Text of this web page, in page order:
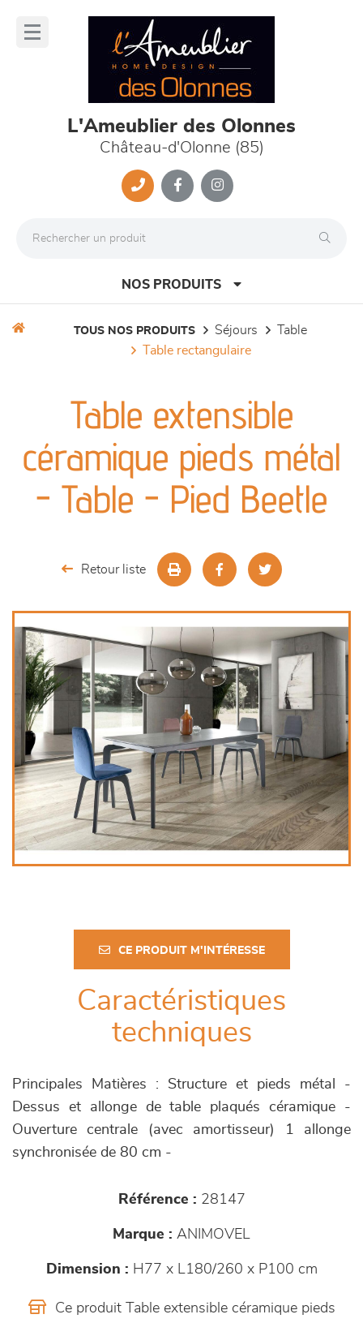
L'Ameublier des Olonnes
Château-d'Olonne (85)
NOS PRODUITS
meubles de complément
chambres et dressing
TOUS NOS PRODUITS séjours
table
table rectangulaire
Table extensible
céramique pieds métal
- Table - Pied Beetle
Retour liste
CE PRODUIT M'INTÉRESSE
Caractéristiques
techniques
Principales Matières : Structure et pieds métal -
Dessus et allonge de table plaqués céramique -
Ouverture centrale (avec amortisseur) 1 allonge
synchronisée de 80 cm -
Référence : 28147
Marque : ANIMOVEL
Dimension : H77 x L180/260 x P100 cm
Ce produit Table extensible céramique pieds